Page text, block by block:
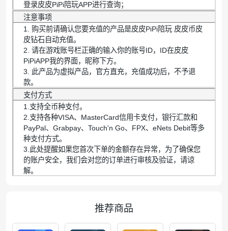
登录皮皮PiPi陪玩APP进行查询；
注意事项
1. 购买前请确认您要充值的产品是皮皮PiPi陪玩 皮皮币皮
皮钻石自动充值。
2. 请在游戏账号栏正确的输入你的账号ID，ID在皮皮
PiPiAPP我的界面，昵称下方。
3. 此产品为虚拟产品，官方直充，充值成功后，不予退
款。
支付方式
1.支持全币种支付。
2.支持各种VISA、MasterCard信用卡支付，银行汇款和
PayPal、Grabpay、Touch'n Go、FPX、eNets Debit等多
种支付方式。
3.此处提醒如果您首次下单的金额存在异常，为了确保您
的账户安全，我们会对您的订单进行审核及验证，请谅
解。
推荐商品